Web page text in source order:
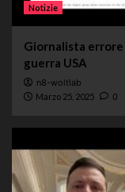
Notizie
Giornalista
guerra USA
n8-woltlab
Marzo 25, 2025 0